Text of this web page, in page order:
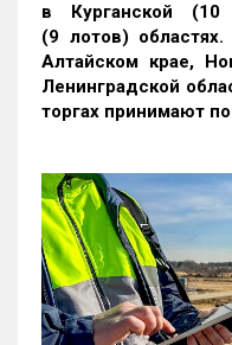
в Курганской
(9 лотов)
Алтайском крае,
Ленинградской
торгах принимают